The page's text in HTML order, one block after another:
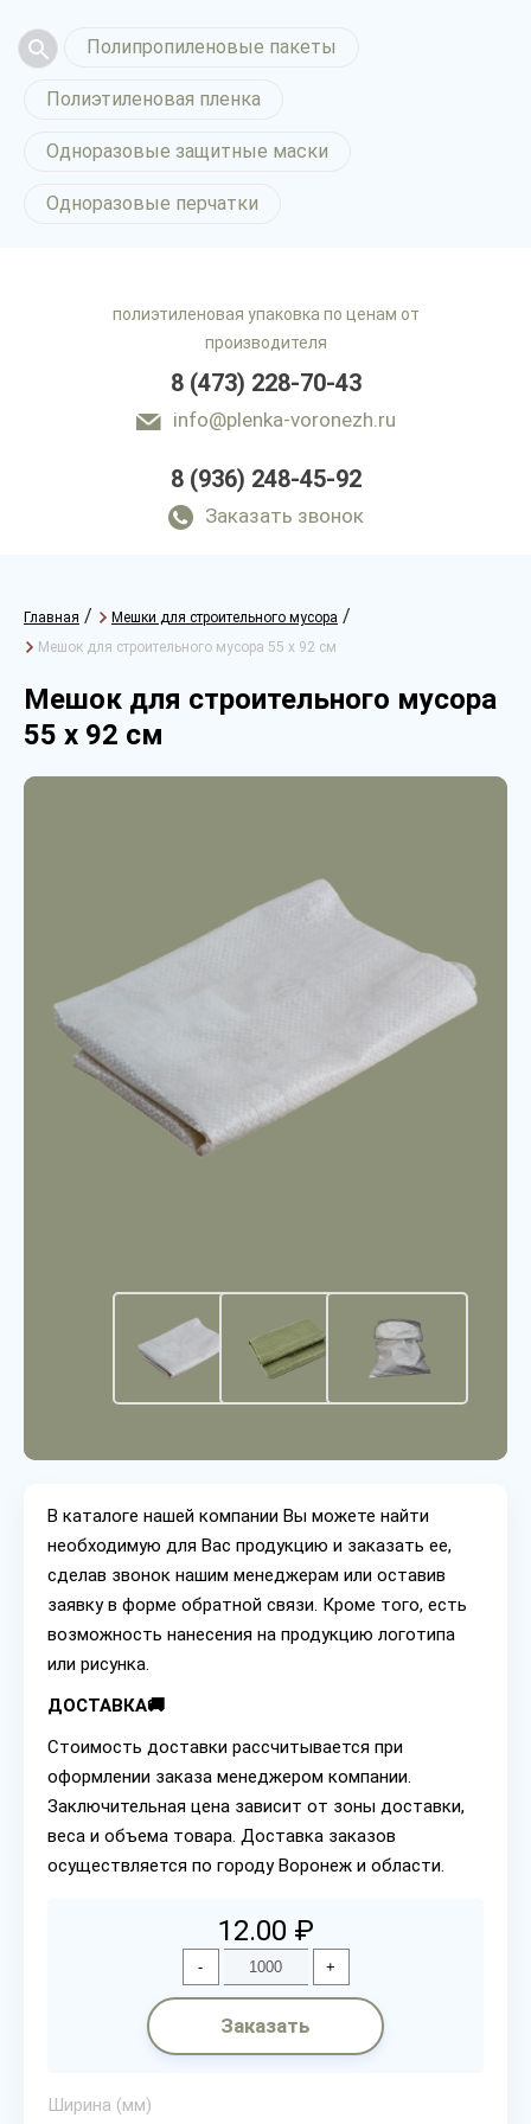
Полипропиленовые пакеты
Полиэтиленовая пленка
Одноразовые защитные маски
Одноразовые перчатки
полиэтиленовая упаковка по ценам от
производителя
8 (473) 228-70-43
info@plenka-voronezh.ru
8 (936) 248-45-92
Заказать звонок
Главная / Мешки для строительного мусора /
Мешок для строительного мусора 55 х 92 см
Мешок для строительного мусора
55 х 92 см
В каталоге нашей компании Вы можете найти
необходимую для Вас продукцию и заказать ее,
сделав звонок нашим менеджерам или оставив
заявку в форме обратной связи. Кроме того, есть
возможность нанесения на продукцию логотипа
или рисунка.
ДОСТАВКА🚚
Стоимость доставки рассчитывается при
оформлении заказа менеджером компании.
Заключительная цена зависит от зоны доставки,
веса и объема товара. Доставка заказов
осуществляется по городу Воронеж и области.
12.00 ₽
- +
Заказать
Ширина (мм)